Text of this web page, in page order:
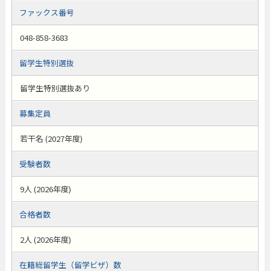
ファックス番号
048-858-3683
留学生特別選抜
留学生特別選抜あり
募集定員
若干名 (2027年度)
受験者数
9人 (2026年度)
合格者数
2人 (2026年度)
在籍総留学生（留学ビザ）数